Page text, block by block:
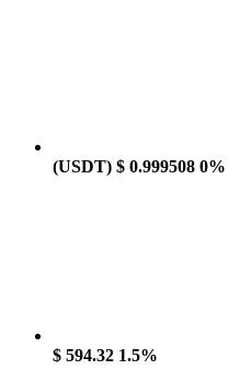
(USDT) $ 0.999508 0%
$ 594.32 1.5%